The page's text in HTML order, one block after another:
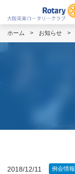
ホーム > お知らせ >
2018/12/11 例会情報